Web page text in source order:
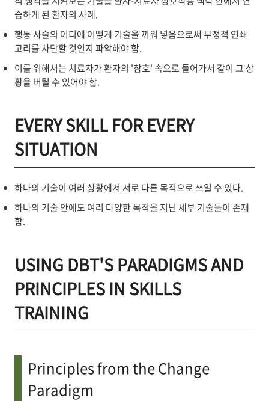
습하게 된 환자의 사례.
행동 사슬의 어디에 어떻게 기술을 끼워 넣음으로써 부정적 연쇄
고리를 차단할 것인지 파악해야 함.
이를 위해서는 치료자가 환자의 '참호' 속으로 들어가서 같이 그 상
황을 버틸 수 있어야 함.
EVERY SKILL FOR EVERY
SITUATION
하나의 기술이 여러 상황에서 서로 다른 목적으로 쓰일 수 있다.
하나의 기술 안에도 여러 다양한 목적을 지닌 세부 기술들이 존재
함.
USING DBT'S PARADIGMS AND
PRINCIPLES IN SKILLS
TRAINING
Principles from the Change
Paradigm